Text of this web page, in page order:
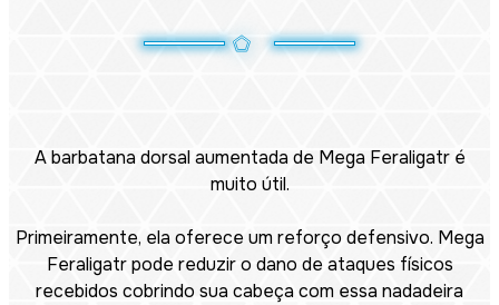
A barbatana dorsal aumentada de Mega Feraligatr é
muito útil.
Primeiramente, ela oferece um reforço defensivo. Mega
Feraligatr pode reduzir o dano de ataques físicos
recebidos cobrindo sua cabeça com essa nadadeira